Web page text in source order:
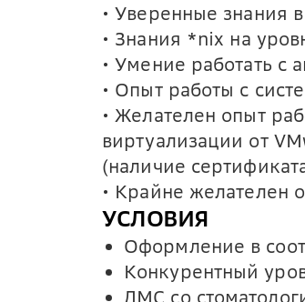
• Уверенные знания
• Знания *nix на
• Умение работать с
• Опыт работы с
• Желателен опыт
виртуализации от
(наличие
• Крайне желателен
УСЛОВИЯ
Оформление в
Конкурентный
ДМС со